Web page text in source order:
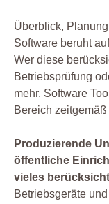
Überblick,
Software beruht
Wer diese
Betriebsprüfung
mehr. Software
Bereich
Produzierende
öffentliche
vieles
Betriebsgeräte